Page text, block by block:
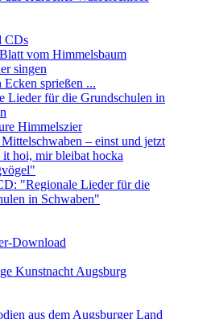
CDs
vom Himmelsbaum
singen
Ecken sprießen ...
Lieder für die Grundschulen in
Himmelszier
– einst und jetzt
hoi, mir bleibat hocka
"Regionale Lieder für die
in Schwaben"
Download
Kunstnacht Augsburg
aus dem Augsburger Land